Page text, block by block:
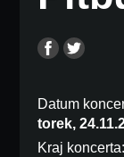
Datum
torek,
Kraj koncerta: